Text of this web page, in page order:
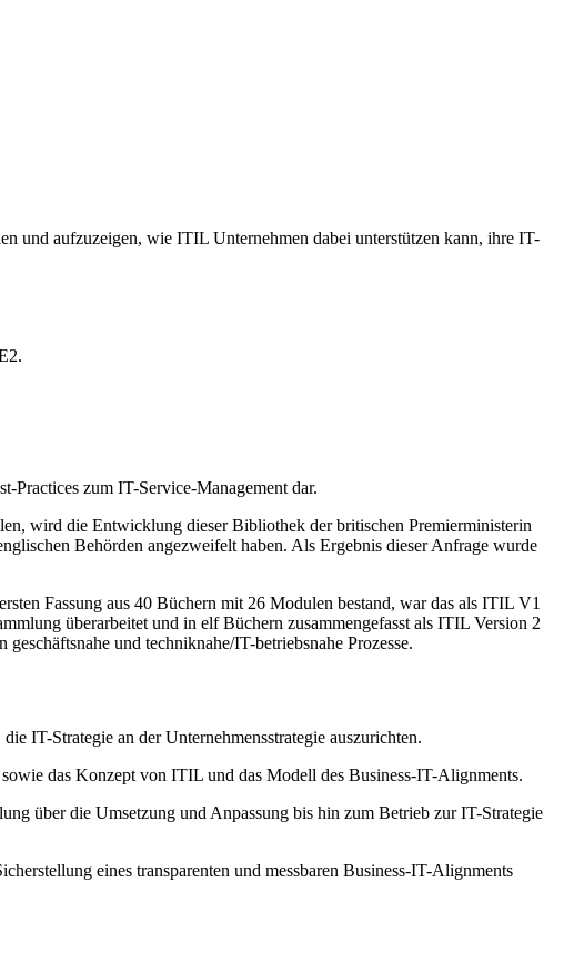
und aufzuzeigen, wie ITIL Unternehmen dabei unterstützen kann, ihre IT-
zum IT-Service-Management dar.
wird die Entwicklung dieser Bibliothek der britischen Premierministerin
Behörden angezweifelt haben. Als Ergebnis dieser Anfrage wurde
Fassung aus 40 Büchern mit 26 Modulen bestand, war das als ITIL V1
überarbeitet und in elf Büchern zusammengefasst als ITIL Version 2
und techniknahe/IT-betriebsnahe Prozesse.
IT-Strategie an der Unternehmensstrategie auszurichten.
das Konzept von ITIL und das Modell des Business-IT-Alignments.
über die Umsetzung und Anpassung bis hin zum Betrieb zur IT-Strategie
eines transparenten und messbaren Business-IT-Alignments